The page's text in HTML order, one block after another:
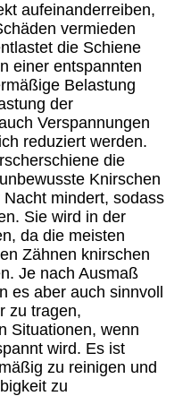
aufeinanderreiben,
vermieden
die Schiene
einer entspannten
Belastung
der
Verspannungen
reduziert werden.
die
Knirschen
mindert, sodass
Sie wird in der
da die meisten
Zähnen knirschen
Je nach Ausmaß
es aber auch sinnvoll
zu tragen,
Situationen, wenn
wird. Es ist
zu reinigen und
zu